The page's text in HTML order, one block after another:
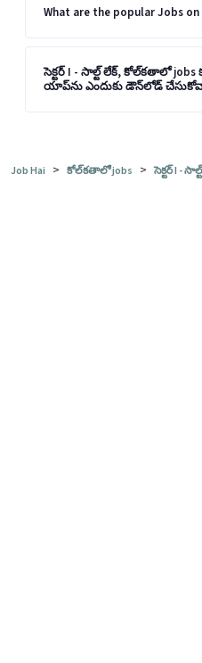
What are the popular Jobs on
సెక్టర్ I - సాల్ట్ లేక్, కోల్‌కతాలో
యాప్‌ను ఎందుకు డౌన్‌లోడ్
Job Hai > కోల్‌కతాలో jobs > సెక్టర్ I -